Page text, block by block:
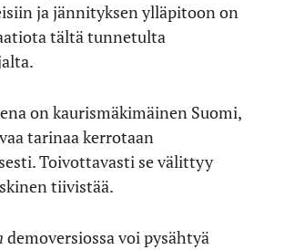
ja jännityksen ylläpitoon on
tältä tunnetulta
on kaurismäkimäinen Suomi,
tarinaa kerrotaan
Toivottavasti se välittyy
tiivistää.
demoversiossa voi pysähtyä